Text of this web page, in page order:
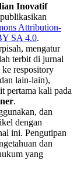
Inovatif
Attribution-
SA 4.0.
mengatur
terbit di jurnal
respository
lain-lain),
pertama kali pada
.
dan
dengan
ini. Pengutipan
dan
yang